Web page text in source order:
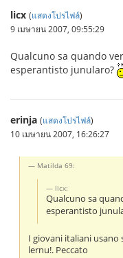
licx (แสดงโปรไฟล์)
9 เมษายน 2007, 09:55:29
Qualcuno sa quando
esperantisto junularo?
erinja (แสดงโปรไฟล์)
10 เมษายน 2007, 16:26:27
Matilda 69:
licx:
Qualcuno sa
esperantisto
I giovani italiani
lernu!. Peccato